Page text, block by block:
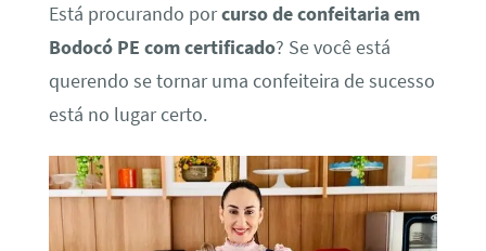
Está procurando porcurso de confeitaria em
Bodocó PE com certificado? Se você está
querendo se tornar uma confeiteira de sucesso
está no lugar certo.